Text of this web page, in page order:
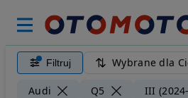
Filtruj Wybrane dla
Audi Q5 III